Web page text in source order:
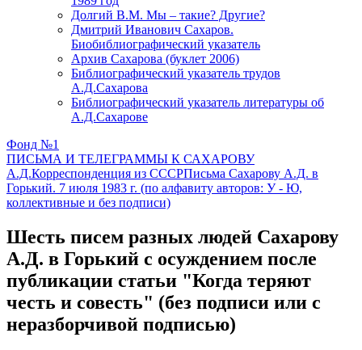
Долгий В.М. Мы – такие? Другие?
Дмитрий Иванович Сахаров.
Биобиблиографический указатель
Архив Сахарова (буклет 2006)
Библиографический указатель трудов
А.Д.Сахарова
Библиографический указатель литературы об
А.Д.Сахарове
Фонд №1
ПИСЬМА И ТЕЛЕГРАММЫ К САХАРОВУ
А.Д.Корреспонденция из СССРПисьма Сахарову А.Д. в
Горький. 7 июля 1983 г. (по алфавиту авторов: У - Ю,
коллективные и без подписи)
Шесть писем разных людей Сахарову
А.Д. в Горький с осуждением после
публикации статьи "Когда теряют
честь и совесть" (без подписи или с
неразборчивой подписью)